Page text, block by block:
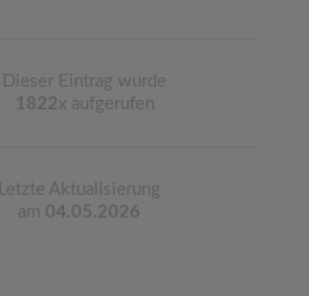
Dieser Eintrag wurde
1822x aufgerufen
Letzte Aktualisierung
am 04.05.2026